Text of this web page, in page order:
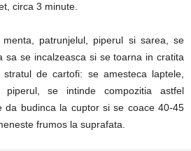
circa 3 minute.
patrunjelul, piperul si sarea, se
sa se incalzeasca si se toarna in cratita
de cartofi: se amesteca laptele,
se intinde compozitia astfel
da budinca la cuptor si se coace 40-45
frumos la suprafata.